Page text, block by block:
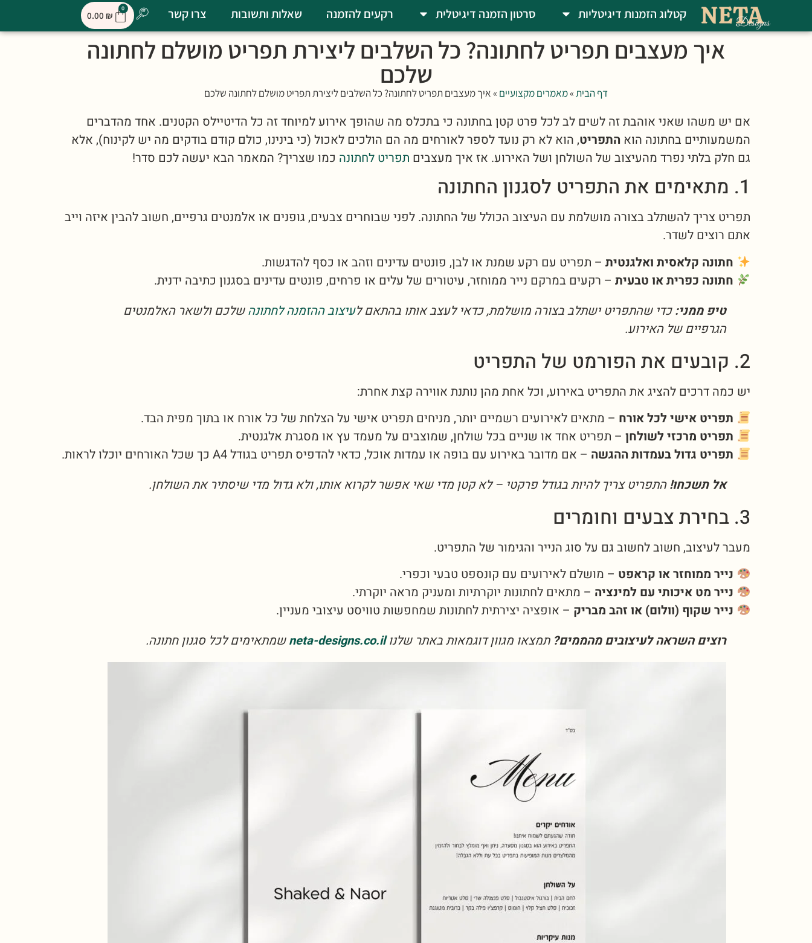
קטלוג הזמנות דיגיטליות סרטון הזמנה דיגיטלית רקעים להזמנה שאלות ותשובות צרו קשר 0.00 ₪
0
איך מעצבים תפריט לחתונה? כל השלבים ליצירת תפריט מושלם לחתונה
שלכם
דף הבית»מאמרים מקצועיים »איך מעצבים תפריט לחתונה? כל השלבים ליצירת תפריט מושלם לחתונה שלכם
אם יש משהו שאני אוהבת זה לשים לב לכל פרט קטן בחתונה כי בתכלס מה שהופך אירוע למיוחד זה כל הדיטיילס הקטנים. אחד מהדברים
המשמעותיים בחתונה הוא התפריט, הוא לא רק נועד לספר לאורחים מה הם הולכים לאכול (כי בינינו, כולם קודם בודקים מה יש לקינוח), אלא
גם חלק בלתי נפרד מהעיצוב של השולחן ושל האירוע. אז איך מעצבים תפריט לחתונה כמו שצריך? המאמר הבא יעשה לכם סדר!
1. מתאימים את התפריט לסגנון החתונה
תפריט צריך להשתלב בצורה מושלמת עם העיצוב הכולל של החתונה. לפני שבוחרים צבעים, גופנים או אלמנטים גרפיים, חשוב להבין איזה וייב
אתם רוצים לשדר.
חתונה קלאסית ואלגנטית– תפריט עם רקע שמנת או לבן, פונטים עדינים וזהב או כסף להדגשות.
חתונה כפרית או טבעית– רקעים במרקם נייר ממוחזר, עיטורים של עלים או פרחים, פונטים עדינים בסגנון כתיבה ידנית.
טיפ ממני:כדי שהתפריט ישתלב בצורה מושלמת, כדאי לעצב אותו בהתאם לעיצוב ההזמנה לחתונהשלכם ולשאר האלמנטים
הגרפיים של האירוע.
2. קובעים את הפורמט של התפריט
יש כמה דרכים להציג את התפריט באירוע, וכל אחת מהן נותנת אווירה קצת אחרת:
תפריט אישי לכל אורח – מתאים לאירועים רשמיים יותר, מניחים תפריט אישי על הצלחת של כל אורח או בתוך מפית הבד.
תפריט מרכזי לשולחן– תפריט אחד או שניים בכל שולחן, שמוצבים על מעמד עץ או מסגרת אלגנטית.
תפריט גדול בעמדות ההגשה – אם מדובר באירוע עם בופה או עמדות אוכל, כדאי להדפיס תפריט בגודל A4 כך שכל האורחים יוכלו לראות.
אל תשכחו!התפריט צריך להיות בגודל פרקטי – לא קטן מדי שאי אפשר לקרוא אותו, ולא גדול מדי שיסתיר את השולחן.
3. בחירת צבעים וחומרים
מעבר לעיצוב, חשוב לחשוב גם על סוג הנייר והגימור של התפריט.
נייר ממוחזר או קראפט – מושלם לאירועים עם קונספט טבעי וכפרי.
נייר מט איכותי עם למינציה – מתאים לחתונות יוקרתיות ומעניק מראה יוקרתי.
נייר שקוף (וולום) או זהב מבריק – אופציה יצירתית לחתונות שמחפשות טוויסט עיצובי מעניין.
רוצים השראה לעיצובים מהממים? תמצאו מגוון דוגמאות באתר שלנוneta-designs.co.ilשמתאימים לכל סגנון חתונה.